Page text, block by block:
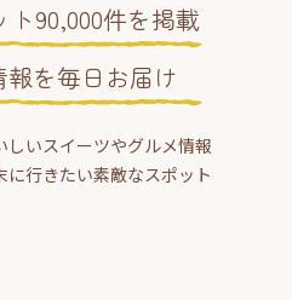
ト90,000件を掲載
を毎日お届け
いスイーツやグルメ情報
行きたい素敵なスポット